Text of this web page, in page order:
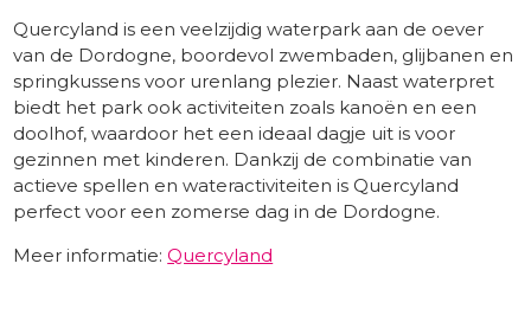
Quercyland is een veelzijdig waterpark aan de oever
van de Dordogne, boordevol zwembaden, glijbanen en
springkussens voor urenlang plezier. Naast waterpret
biedt het park ook activiteiten zoals kanoën en een
doolhof, waardoor het een ideaal dagje uit is voor
gezinnen met kinderen. Dankzij de combinatie van
actieve spellen en wateractiviteiten is Quercyland
perfect voor een zomerse dag in de Dordogne.
Meer informatie:Quercyland